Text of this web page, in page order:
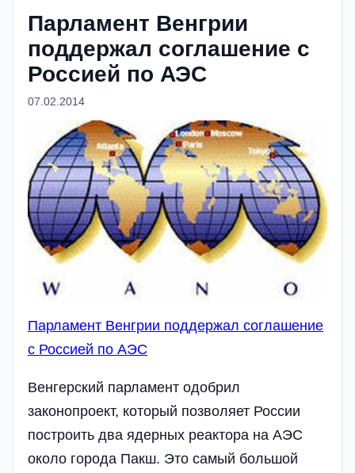
Парламент Венгрии
поддержал соглашение с
Россией по АЭС
07.02.2014
Парламент Венгрии поддержал соглашение
с Россией по АЭС
Венгерский парламент одобрил
законопроект, который позволяет России
построить два ядерных реактора на АЭС
около города Пакш. Это самый большой